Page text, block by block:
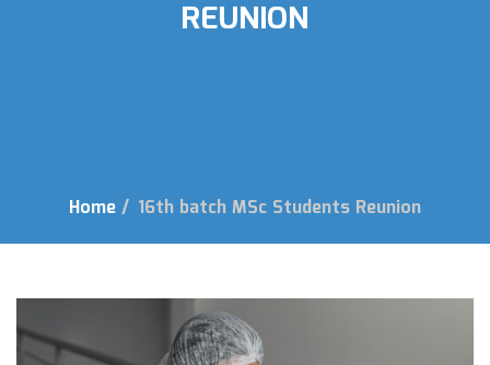
REUNION
Home / 16th batch MSc Students Reunion